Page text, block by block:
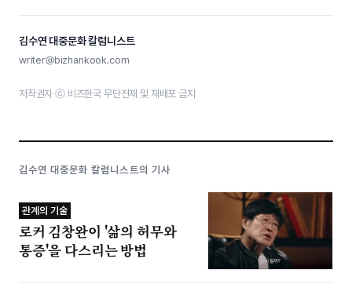
김수연 대중문화 칼럼니스트
writer@bizhankook.com
저작권자 ⓒ 비즈한국 무단전재 및 재배포 금지
김수연 대중문화 칼럼니스트의 기사
관계의 기술
로커 김창완이 '삶의 허무와
통증'을 다스리는 방법